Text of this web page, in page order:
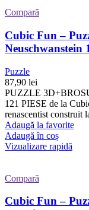
Compară
Cubic Fun –
Neuschwanstein
Puzzle
87,90 lei
PUZZLE
121 PIESE de la
renascentist construit
Adaugă la favorite
Adaugă în coș
Vizualizare rapidă
Compară
Cubic Fun –